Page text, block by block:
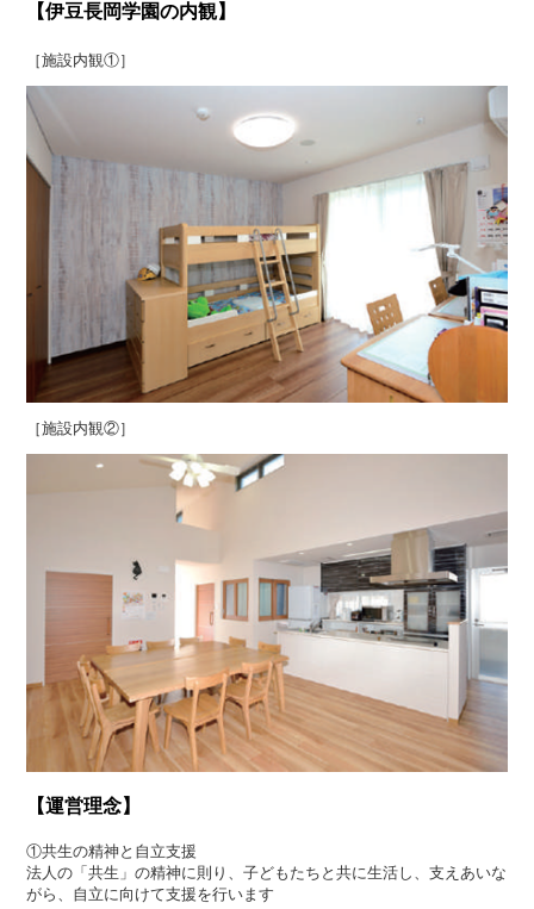
【伊豆長岡学園の内観】
［施設内観①］
［施設内観②］
【運営理念】
①共生の精神と自立支援
法人の「共生」の精神に則り、子どもたちと共に生活し、支えあいな
がら、自立に向けて支援を行います